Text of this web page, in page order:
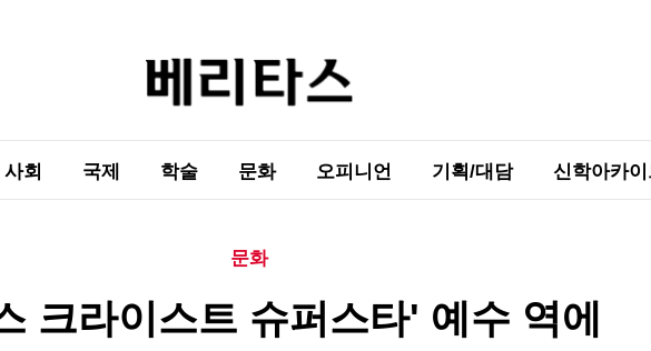
사회 국제 학술 문화 오피니언 기획/대담 신학아카이
문화
크라이스트 슈퍼스타' 예수 역에